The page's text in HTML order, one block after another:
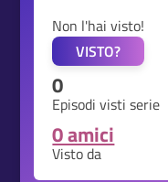
Non l'hai visto!
VISTO?
0
Episodi visti serie
0 amici
Visto da